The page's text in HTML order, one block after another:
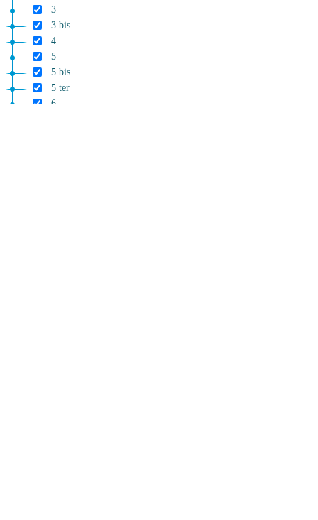
3
3 bis
4
5
5 bis
5 ter
6